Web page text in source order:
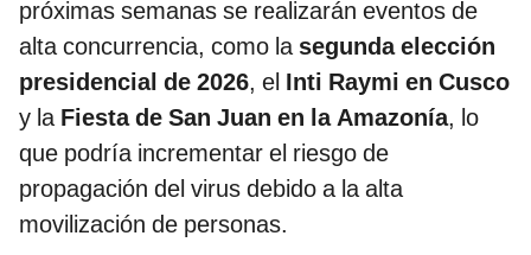
próximas semanas se realizarán eventos de
alta concurrencia, como la segunda elección
presidencial de 2026, el Inti Raymi en Cusco
y la Fiesta de San Juan en la Amazonía, lo
que podría incrementar el riesgo de
propagación del virus debido a la alta
movilización de personas.